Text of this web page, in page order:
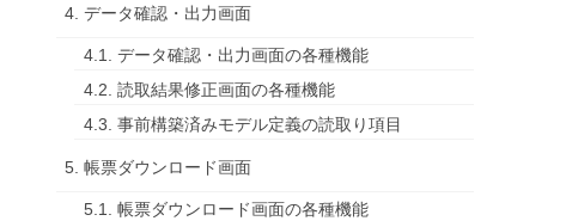
4. データ確認・出力画面
4.1. データ確認・出力画面の各種機能
4.2. 読取結果修正画面の各種機能
4.3. 事前構築済みモデル定義の読取り項目
5. 帳票ダウンロード画面
5.1. 帳票ダウンロード画面の各種機能